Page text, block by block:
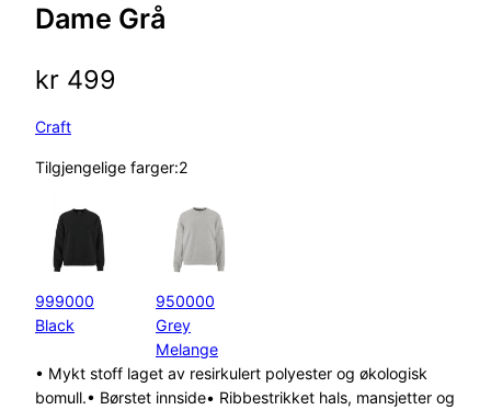
Dame Grå
kr 499
Craft
Tilgjengelige farger:2
999000
Black
950000
Grey
Melange
• Mykt stoff laget av resirkulert polyester og økologisk
bomull.• Børstet innside• Ribbestrikket hals, mansjetter og